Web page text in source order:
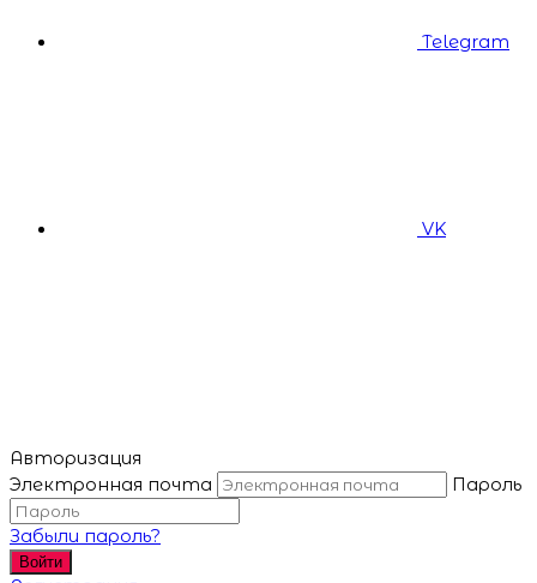
Telegram
VK
Авторизация
Электронная почта
Пароль
Забыли пароль?
Войти